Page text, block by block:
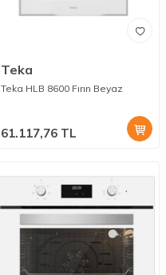
Teka
Teka HLB 8600 Fırın Beyaz
61.117,76 TL